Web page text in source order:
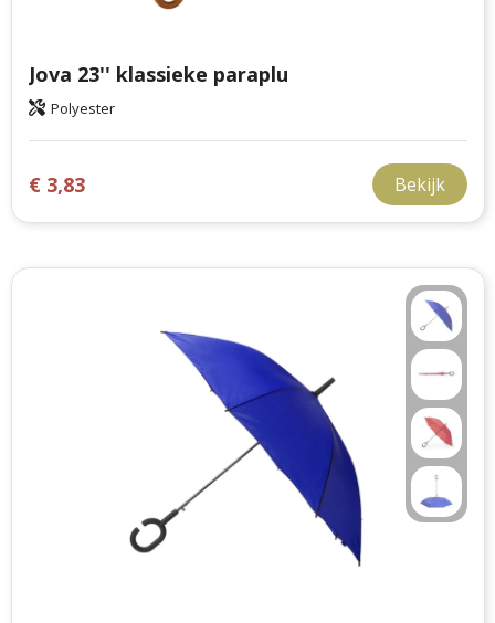
Jova 23'' klassieke paraplu
Polyester
€ 3,83 Bekijk